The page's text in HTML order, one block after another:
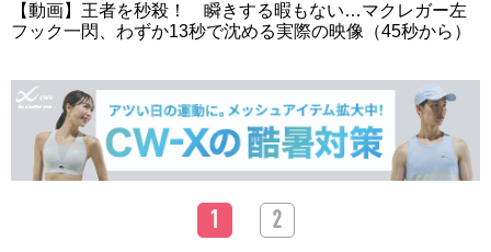
【動画】王者を秒殺！ 瞬きする暇もない…マクレガー左
フック一閃、わずか13秒で沈める実際の映像（45秒から）
1 2